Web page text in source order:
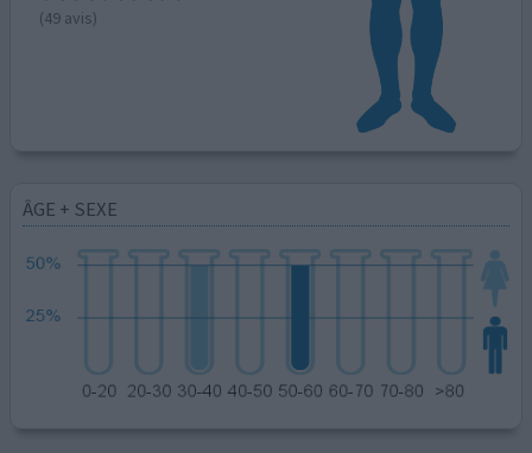
(49 avis)
ÂGE + SEXE